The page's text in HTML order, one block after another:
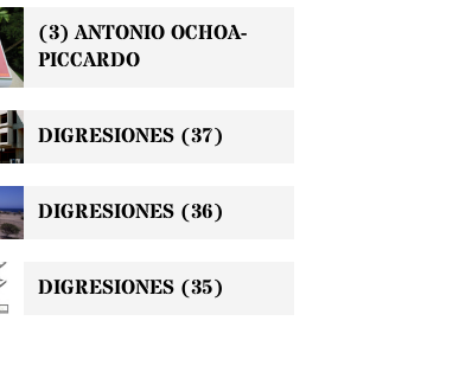
(3) ANTONIO OCHOA-
PICCARDO
DIGRESIONES (37)
DIGRESIONES (36)
DIGRESIONES (35)